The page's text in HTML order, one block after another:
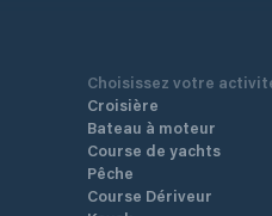
Choisissez votre
Croisière
Bateau à moteur
Course de yachts
Pêche
Course Dériveur